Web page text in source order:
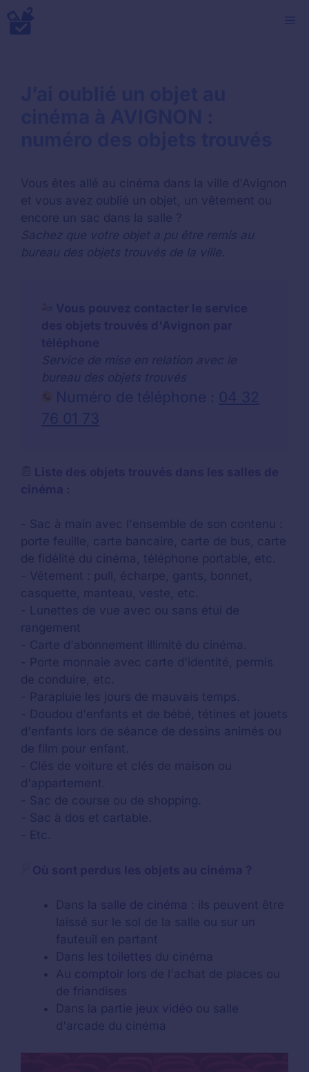
Aller
au
Vous êtes allé au cinéma dans la ville d'Avignon
et vous avez oublié un objet, un vêtement ou
encore un sac dans la salle ?
Sachez que votre objet a pu être remis au
bureau des objets trouvés de la ville.
- Sac à main avec l'ensemble de son contenu :
porte feuille, carte bancaire, carte de bus, carte
de fidélité du cinéma, téléphone portable, etc.
- Vêtement : pull, écharpe, gants, bonnet,
casquette, manteau, veste, etc.
- Lunettes de vue avec ou sans étui de
rangement
- Carte d'abonnement illimité du cinéma.
- Porte monnaie avec carte d'identité, permis
de conduire, etc.
- Parapluie les jours de mauvais temps.
- Doudou d'enfants et de bébé, tétines et jouets
d'enfants lors de séance de dessins animés ou
de film pour enfant.
- Clés de voiture et clés de maison ou
d'appartement.
- Sac de course ou de shopping.
- Sac à dos et cartable.
- Etc.
Dans la salle de cinéma : ils peuvent être
laissé sur le sol de la salle ou sur un
fauteuil en partant
Dans les toilettes du cinéma
Au comptoir lors de l'achat de places ou
de friandises
Dans la partie jeux vidéo ou salle
d'arcade du cinéma